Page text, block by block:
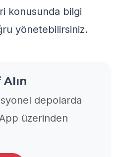
konusunda bilgi
yönetebilirsiniz.
depolarda
üzerinden